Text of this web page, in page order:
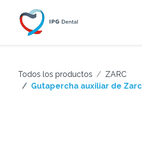
Todos los productos
ZARC
Gutapercha auxiliar de Zarc